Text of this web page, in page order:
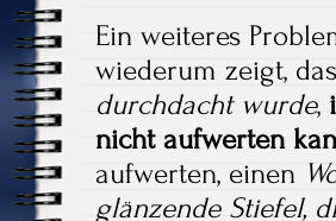
Ein weiteres
wiederum zeigt,
durchdacht wurde,
nicht aufwerten
aufwerten, einen
glänzende Stiefel,